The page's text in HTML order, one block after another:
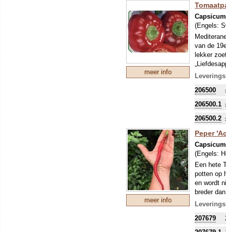
meer info
(Engels:
van de
lekker
206500
206500.1
206500.2
meer info
Peper
(Engels:
Een hete
potten op
en wordt
breder
plant is
water
vroege
207679